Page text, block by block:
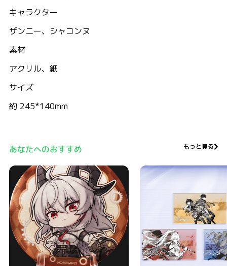
キャラクター
ザンニー、シャコンヌ
素材
アクリル、紙
サイズ
約 245*140mm
あなたへのおすすめ もっと見る